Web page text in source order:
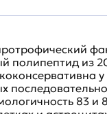
полипептид из
83 и